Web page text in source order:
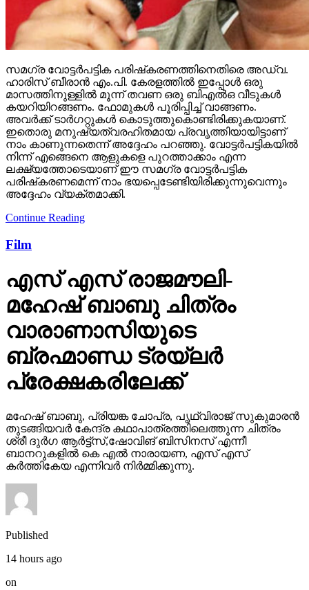
സമഗ്ര വോട്ടര്‍പട്ടിക പരിഷ്‌കരണത്തിനെതിരെ അഡ്വ.
ഹാരിസ് ബീരാന്‍ എം.പി. കേരളത്തില്‍ ഇപ്പോള്‍ ഒരു
മാസത്തിനുള്ളില്‍ മൂന്ന് തവണ ഒരു ബിഎല്‍ഒ വീടുകള്‍
കയറിയിറങ്ങണം. ഫോമുകള്‍ പൂരിപ്പിച്ച് വാങ്ങണം.
അവര്‍ക്ക് ടാര്‍ഗറ്റുകള്‍ കൊടുത്തുകൊണ്ടിരിക്കുകയാണ്.
ഇതൊരു മനുഷ്യത്വരഹിതമായ പ്രവൃത്തിയായിട്ടാണ്
നാം കാണുന്നതെന്ന് അദ്ദേഹം പറഞ്ഞു. വോട്ടര്‍പട്ടികയില്‍
നിന്ന് എങ്ങെനെ ആളുകളെ പുറത്താക്കാം എന്ന
ലക്ഷ്യത്തോടെയാണ് ഈ സമഗ്ര വോട്ടര്‍പട്ടിക
പരിഷ്‌കരണമെന്ന് നാം ഭയപ്പെടേണ്ടിയിരിക്കുന്നുവെന്നും
അദ്ദേഹം വ്യക്തമാക്കി.
Continue Reading
Film
എസ് എസ് രാജമൗലി-
മഹേഷ് ബാബു ചിത്രം
വാരാണാസിയുടെ
ബ്രഹ്മാണ്ഡ ട്രയ്ലർ
പ്രേക്ഷകരിലേക്ക്
മഹേഷ് ബാബു, പ്രിയങ്ക ചോപ്ര, പൃഥ്വിരാജ് സുകുമാരൻ
തുടങ്ങിയവർ കേന്ദ്ര കഥാപാത്രത്തിലെത്തുന്ന ചിത്രം
ശ്രീ ദുർഗ ആർട്ട്സ്,ഷോവിങ് ബിസിനസ് എന്നീ
ബാനറുകളിൽ കെ എൽ നാരായണ, എസ് എസ്
കർത്തികേയ എന്നിവർ നിർമ്മിക്കുന്നു.
Published
14 hours ago
on